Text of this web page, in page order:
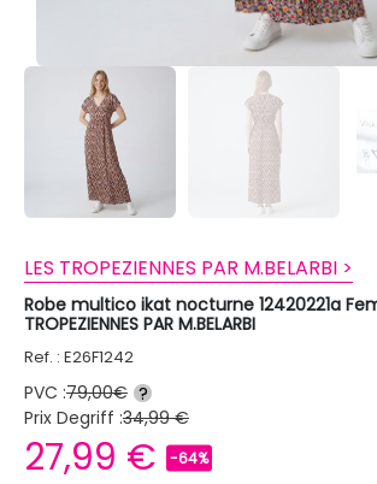
LES TROPEZIENNES PAR M.BELARBI >
Robe multico ikat nocturne 12420221a
TROPEZIENNES PAR M.BELARBI
Ref. : E26F1242
PVC :79,00€ ?
Prix Degriff :34,99 €
27,99 € -64%